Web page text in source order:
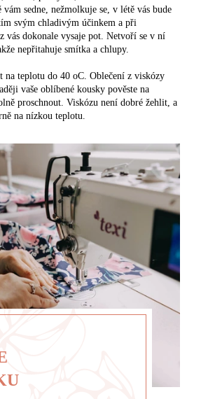
sedne, nežmolkuje se, v létě vás bude
svým chladivým účinkem a při
vás dokonale vysaje pot. Netvoří se v ní
nepřitahuje smítka a chlupy.
na teplotu do 40 oC. Oblečení z viskózy
vaše oblíbené kousky pověste na
proschnout. Viskózu není dobré žehlit, a
na nízkou teplotu.